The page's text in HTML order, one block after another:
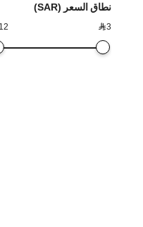
نطاق السعر (SAR)
12 3